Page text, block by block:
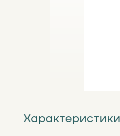
Характеристики